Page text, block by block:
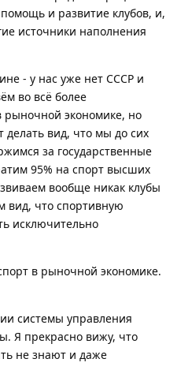
и развитие клубов, и,
источники наполнения
- у нас уже нет СССР и
во всё более
рыночной экономике, но
делать вид, что мы до сих
за государственные
95% на спорт высших
вообще никак клубы
вид, что спортивную
исключительно
в рыночной экономике.
системы управления
Я прекрасно вижу, что
не знают и даже